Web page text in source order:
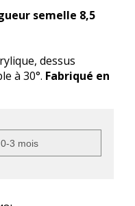
semelle 8,5
dessus
à 30°. Fabriqué en